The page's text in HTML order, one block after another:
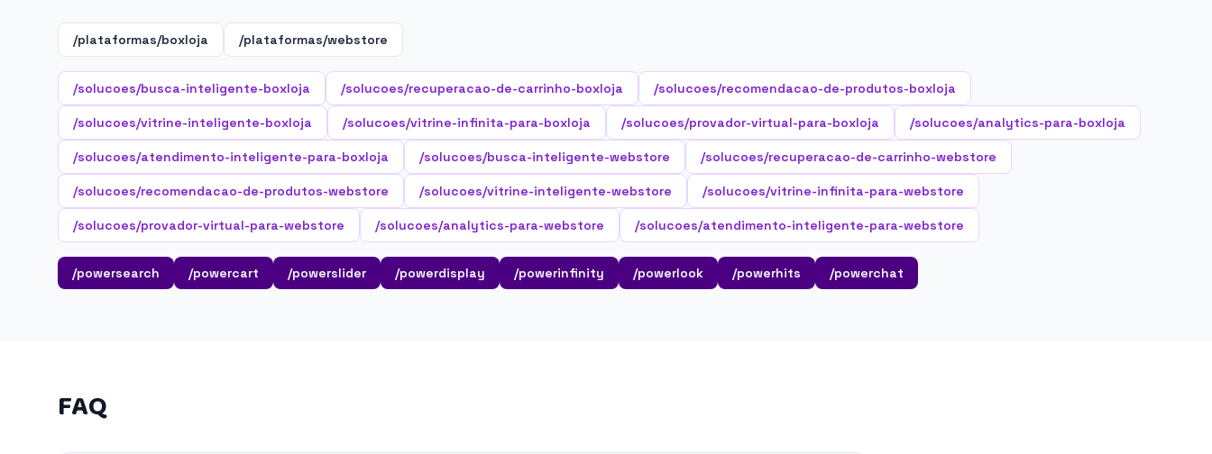
/plataformas/boxloja /plataformas/webstore
/solucoes/busca-inteligente-boxloja /solucoes/recuperacao-de-carrinho-boxloja /solucoes/recomendacao-de-produtos-boxloja
/solucoes/vitrine-inteligente-boxloja /solucoes/vitrine-infinita-para-boxloja /solucoes/provador-virtual-para-boxloja /solucoes/analytics-para-boxloja
/solucoes/atendimento-inteligente-para-boxloja /solucoes/busca-inteligente-webstore /solucoes/recuperacao-de-carrinho-webstore
/solucoes/recomendacao-de-produtos-webstore /solucoes/vitrine-inteligente-webstore /solucoes/vitrine-infinita-para-webstore
/solucoes/provador-virtual-para-webstore /solucoes/analytics-para-webstore /solucoes/atendimento-inteligente-para-webstore
/powersearch /powercart /powerslider /powerdisplay /powerinfinity /powerlook /powerhits /powerchat
FAQ